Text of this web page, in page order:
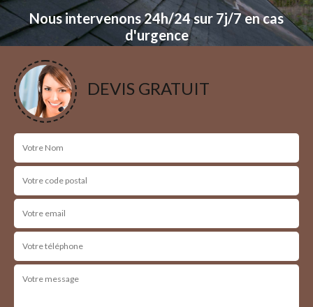
Nous intervenons 24h/24 sur 7j/7 en cas
d'urgence
DEVIS GRATUIT